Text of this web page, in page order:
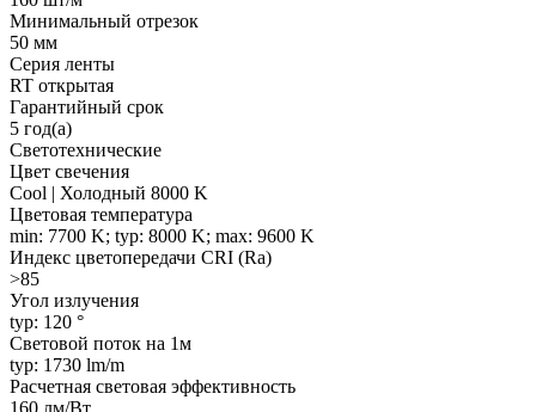
Минимальный отрезок
50 мм
Серия ленты
RT открытая
Гарантийный срок
5 год(а)
Светотехнические
Цвет свечения
Cool | Холодный 8000 K
Цветовая температура
min: 7700 K; typ: 8000 K; max: 9600 K
Индекс цветопередачи CRI (Ra)
>85
Угол излучения
typ: 120 °
Световой поток на 1м
typ: 1730 lm/m
Расчетная световая эффективность